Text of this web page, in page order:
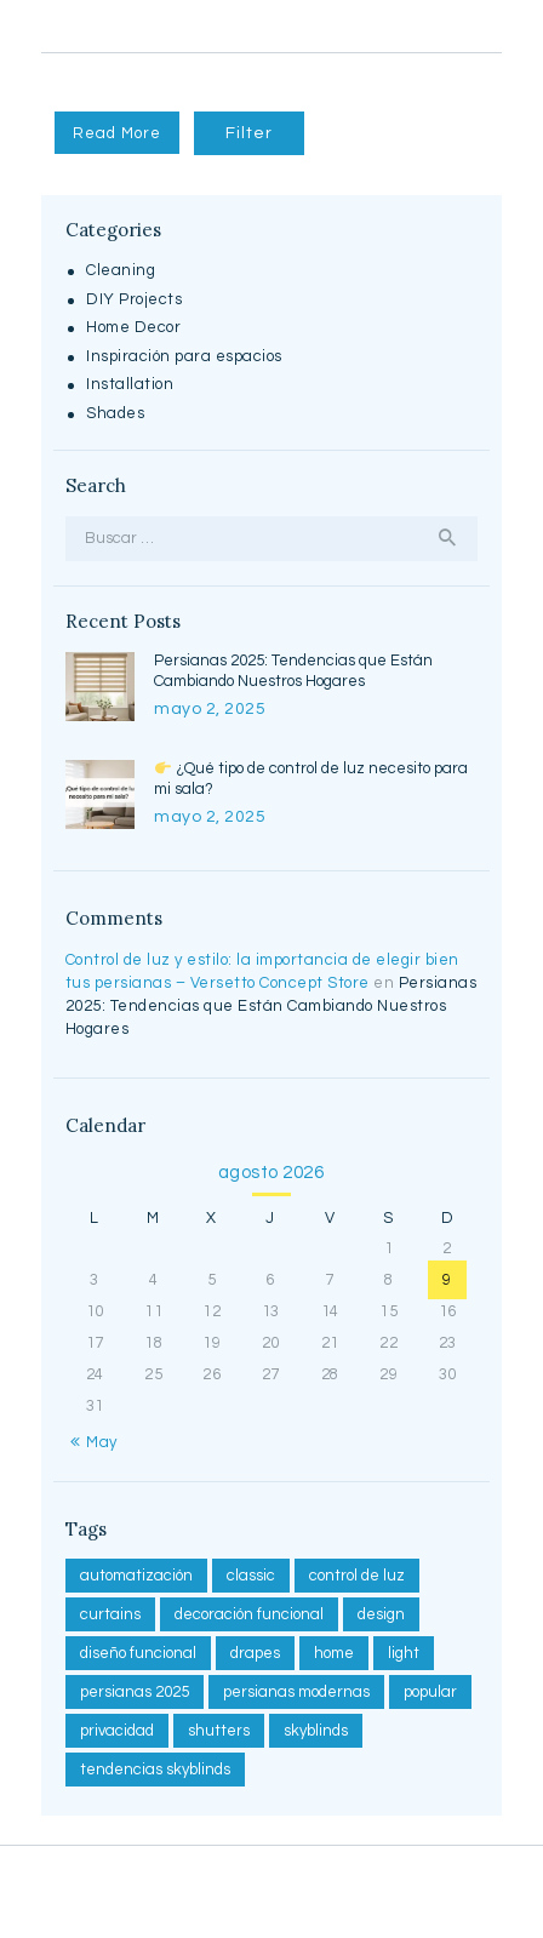
Read More Filter
Categories
Cleaning
DIY Projects
Home Decor
Inspiración para espacios
Installation
Shades
Search
Recent Posts
Persianas 2025: Tendencias que Están
Cambiando Nuestros Hogares
mayo 2, 2025
¿Qué tipo de control de luz necesito para
mi sala?
mayo 2, 2025
Comments
Control de luz y estilo: la importancia de elegir bien
tus persianas – Versetto Concept Store en Persianas
2025: Tendencias que Están Cambiando Nuestros
Hogares
Calendar
agosto 2026
L M X J V S
D
1
2
3
4 5 6 7 8
9
10
11 12 13 14 15
16
17
18 19 20 21 22
23
24
25 26 27 28 29
30
31
« May
Tags
automatización classic control de luz
curtains decoración funcional design
diseño funcional drapes home light
persianas 2025 persianas modernas popular
privacidad shutters skyblinds
tendencias skyblinds